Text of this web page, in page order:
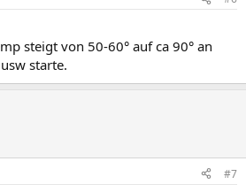
steigt von 50-60° auf ca 90° an
starte.
#7